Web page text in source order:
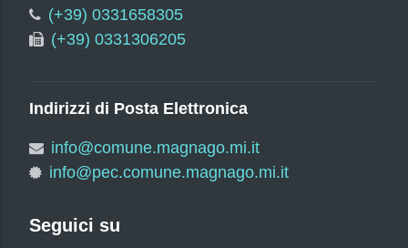
(+39) 0331658305
(+39) 0331306205
Indirizzi di Posta Elettronica
info@comune.magnago.mi.it
info@pec.comune.magnago.mi.it
Seguici su